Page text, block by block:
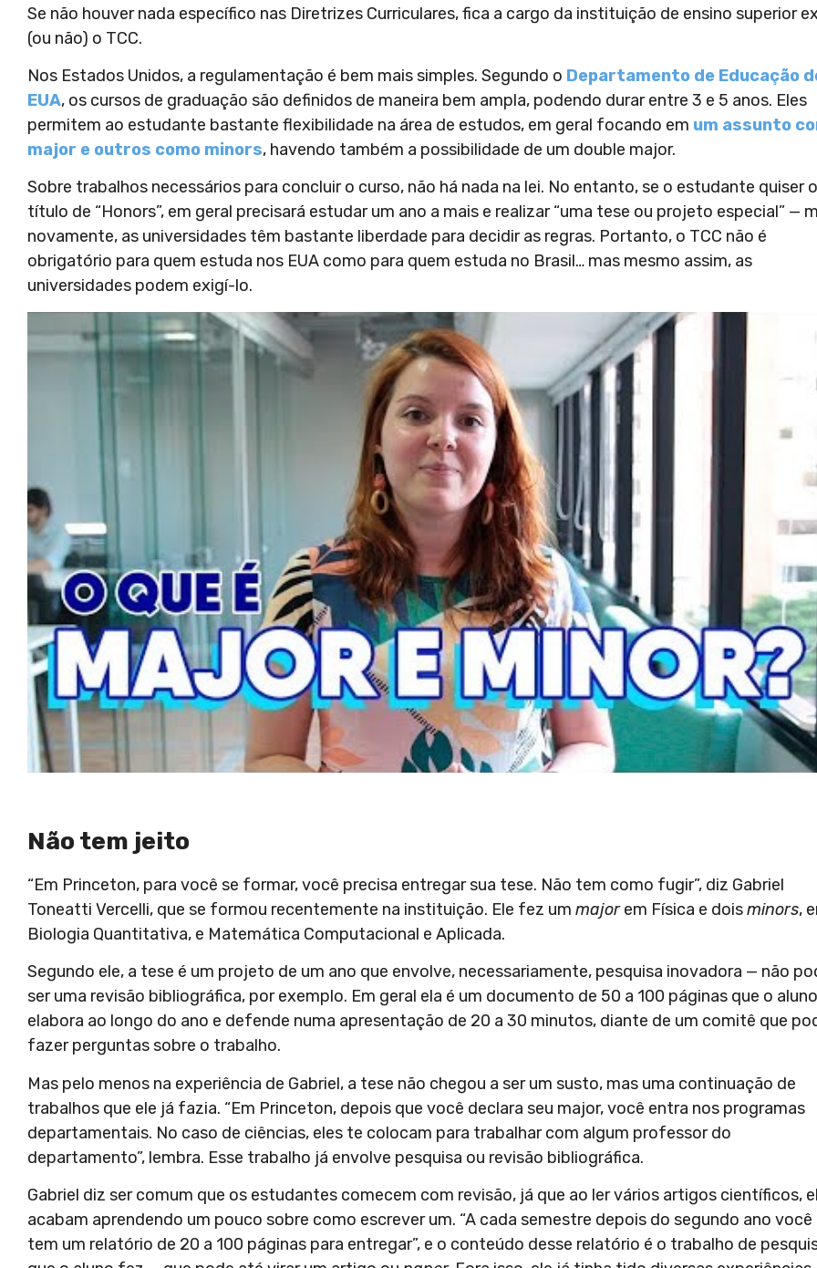
Se não houver nada específico nas Diretrizes Curriculares, fica a cargo da instituição de ensino superior
(ou não) o TCC.
Nos Estados Unidos, a regulamentação é bem mais simples. Segundo o Departamento de Educação
EUA, os cursos de graduação são definidos de maneira bem ampla, podendo durar entre 3 e 5 anos. Eles
permitem ao estudante bastante flexibilidade na área de estudos, em geral focando em um assunto
major e outros como minors, havendo também a possibilidade de um double major.
Sobre trabalhos necessários para concluir o curso, não há nada na lei. No entanto, se o estudante quiser o
título de “Honors”, em geral precisará estudar um ano a mais e realizar “uma tese ou projeto especial” —
novamente, as universidades têm bastante liberdade para decidir as regras. Portanto, o TCC não é
obrigatório para quem estuda nos EUA como para quem estuda no Brasil… mas mesmo assim, as
universidades podem exigí-lo.
Não tem jeito
“Em Princeton, para você se formar, você precisa entregar sua tese. Não tem como fugir”, diz Gabriel
Toneatti Vercelli, que se formou recentemente na instituição. Ele fez um majorem Física e doisminors,
Biologia Quantitativa, e Matemática Computacional e Aplicada.
Segundo ele, a tese é um projeto de um ano que envolve, necessariamente, pesquisa inovadora — não
ser uma revisão bibliográfica, por exemplo. Em geral ela é um documento de 50 a 100 páginas que o aluno
elabora ao longo do ano e defende numa apresentação de 20 a 30 minutos, diante de um comitê que
fazer perguntas sobre o trabalho.
Mas pelo menos na experiência de Gabriel, a tese não chegou a ser um susto, mas uma continuação de
trabalhos que ele já fazia. “Em Princeton, depois que você declara seu major, você entra nos programas
departamentais. No caso de ciências, eles te colocam para trabalhar com algum professor do
departamento”, lembra. Esse trabalho já envolve pesquisa ou revisão bibliográfica.
Gabriel diz ser comum que os estudantes comecem com revisão, já que ao ler vários artigos científicos,
acabam aprendendo um pouco sobre como escrever um. “A cada semestre depois do segundo ano você
tem um relatório de 20 a 100 páginas para entregar”, e o conteúdo desse relatório é o trabalho de